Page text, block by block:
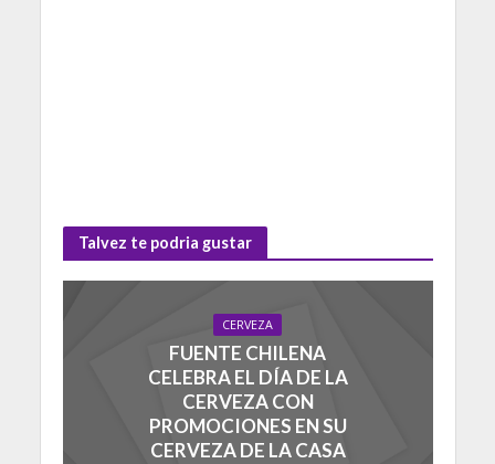
Talvez te podria gustar
CERVEZA
FUENTE CHILENA
CELEBRA EL DÍA DE LA
CERVEZA CON
PROMOCIONES EN SU
CERVEZA DE LA CASA